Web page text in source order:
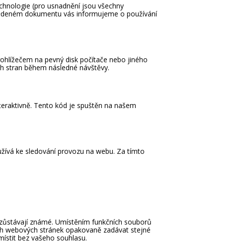
(pro usnadnění jsou všechny
dokumentu vás informujeme o používání
na pevný disk počítače nebo jiného
stran během následné návštěvy.
Tento kód je spuštěn na našem
ke sledování provozu na webu. Za tímto
známé. Umístěním funkčních souborů
webových stránek opakovaně zadávat stejné
bez vašeho souhlasu.